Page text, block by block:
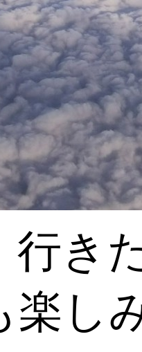
行き
楽し